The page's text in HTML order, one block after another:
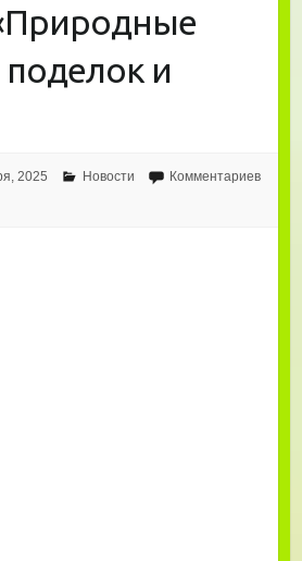
и
2025 Новости
Комментариев